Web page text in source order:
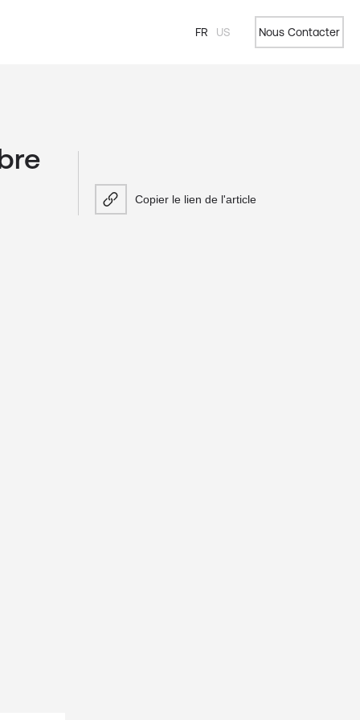
FR US Nous Contacter
Copier le lien de l'article